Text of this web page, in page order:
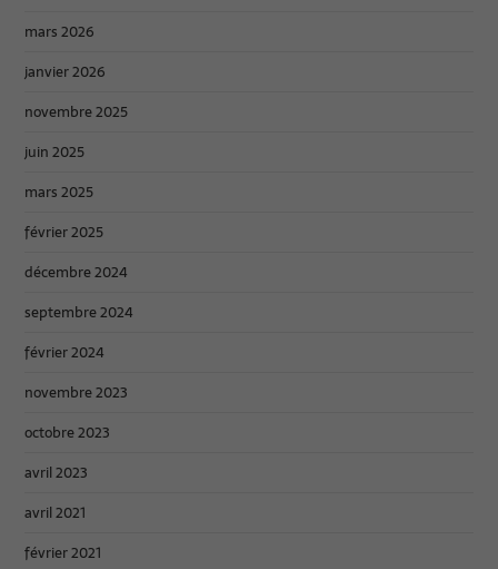
mars 2026
janvier 2026
novembre 2025
juin 2025
mars 2025
février 2025
décembre 2024
septembre 2024
février 2024
novembre 2023
octobre 2023
avril 2023
avril 2021
février 2021